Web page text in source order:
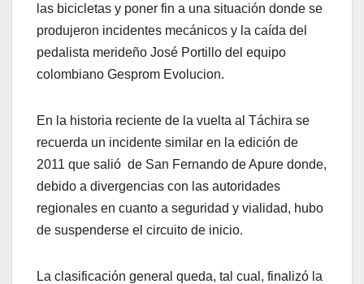
las bicicletas y poner fin a una situación donde se
produjeron incidentes mecánicos y la caída del
pedalista merideño José Portillo del equipo
colombiano Gesprom Evolucion.
En la historia reciente de la vuelta al Táchira se
recuerda un incidente similar en la edición de
2011 que salió de San Fernando de Apure donde,
debido a divergencias con las autoridades
regionales en cuanto a seguridad y vialidad, hubo
de suspenderse el circuito de inicio.
La clasificación general queda, tal cual, finalizó la